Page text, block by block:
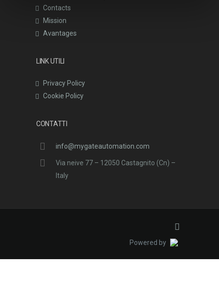
Contacts
Mission
Avantages
LINK UTILI
Privacy Policy
Cookie Policy
CONTATTI
info@mygateautomation.com
Via neive 77 – 12050 Castagnito (Cn) –
Italy
Powered by